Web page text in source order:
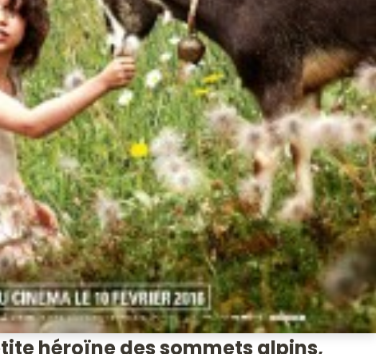
héroïne des sommets alpins,